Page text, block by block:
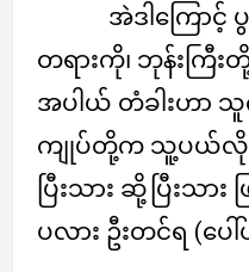
အဲဒါကြော
တရားကို၊ ဘုန်းက
အပါယ် တံခါးဟာ သူ
ကျုပ်တို့က သူ့ပယ်လို
ပြီးသား ဆို့ပြီးသား
ပလား ဦးတင်ရ (ပေါ်